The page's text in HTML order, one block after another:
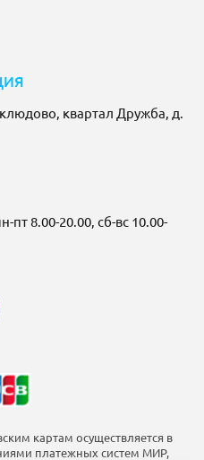
квартал Дружба, д.
пт 8.00-20.00, сб-вс 10.00-
картам осуществляется в
платежных систем МИР,